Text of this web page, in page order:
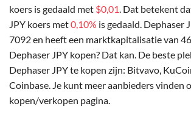
koers is gedaald met $0,01. Dat betekent
JPY koers met0,10% is gedaald. Dephaser
7092 en heeft een marktkapitalisatie van
Dephaser JPY kopen? Dat kan. De beste
Dephaser JPY te kopen zijn: Bitvavo,
Coinbase. Je kunt meer aanbieders vinden
kopen/verkopen pagina.